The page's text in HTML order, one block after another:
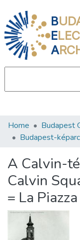
B
E
A
Communities &
Statistics
About us
Home Budapest
Budapest-
A Calvin-
Calvin
= La